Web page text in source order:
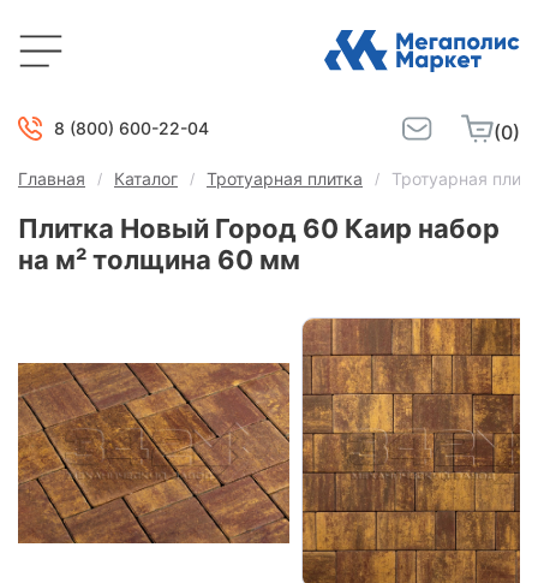
8 (800) 600-22-04 (0)
Главная Каталог Тротуарная плитка Тротуарная
Плитка Новый Город 60 Каир набор
на м² толщина 60 мм